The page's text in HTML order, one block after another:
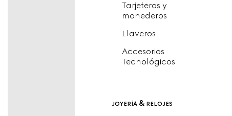
Tarjeteros y
monederos
Llaveros
Accesorios
Tecnológicos
joyería & relojes